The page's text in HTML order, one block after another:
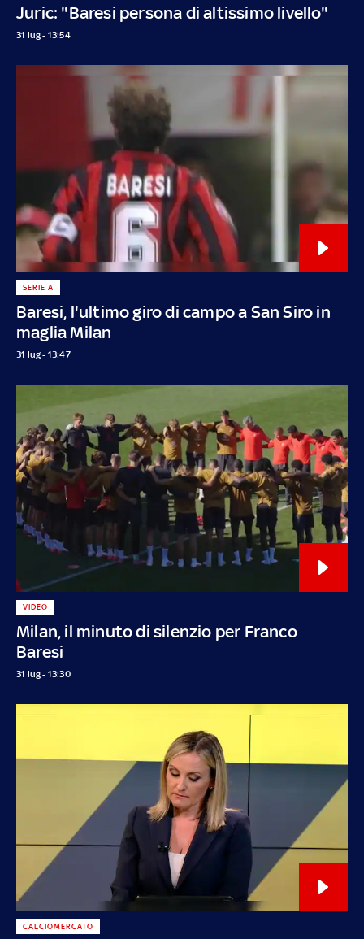
Juric: "Baresi persona di altissimo livello"
31 lug - 13:54
Baresi, l'ultimo giro di campo a San Siro in
maglia Milan
SERIE A
31 lug - 13:47
Milan, il minuto di silenzio per Franco
Baresi
VIDEO
31 lug - 13:30
CALCIOMERCATO